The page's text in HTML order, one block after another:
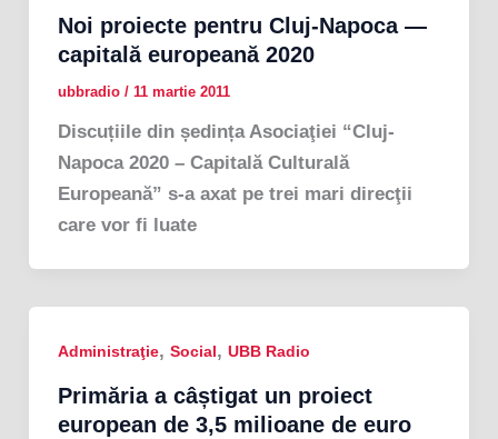
Noi proiecte pentru Cluj-Napoca —
capitală europeană 2020
ubbradio / 11 martie 2011
Discuțiile din ședința Asociaţiei “Cluj-
Napoca 2020 – Capitală Culturală
Europeană” s-a axat pe trei mari direcţii
care vor fi luate
Administraţie, Social, UBB Radio
Primăria a câștigat un proiect
european de 3,5 milioane de euro